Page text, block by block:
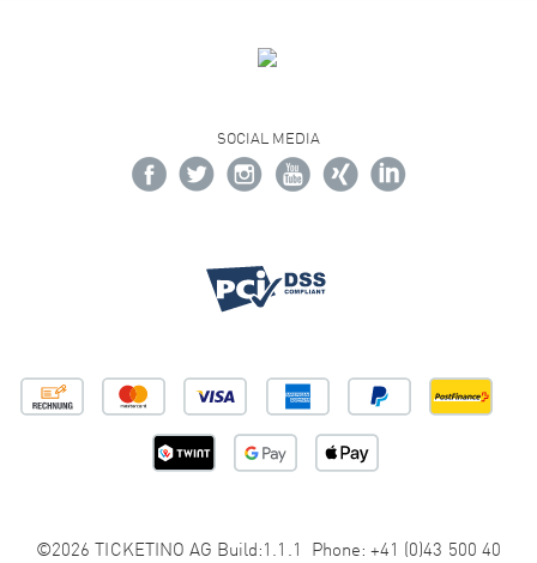
SOCIAL MEDIA
©2026 TICKETINO AG Build:1.1.1 Phone: +41 (0)43 500 40